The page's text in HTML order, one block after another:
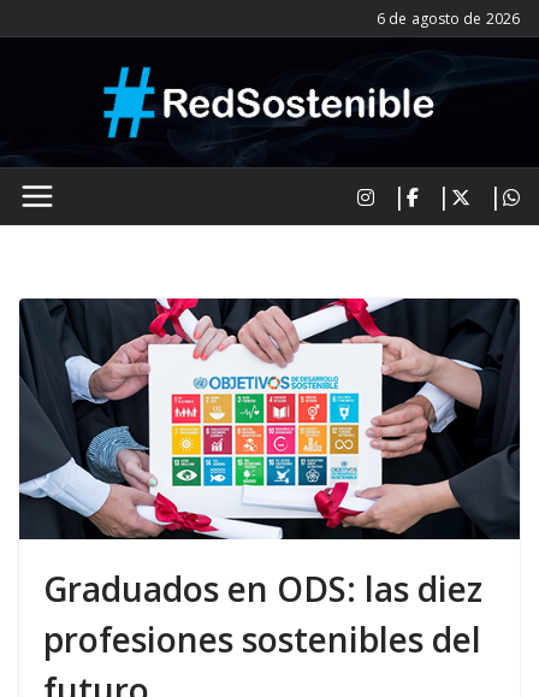
al
6 de agosto de 2026
Graduados en ODS: las diez
profesiones sostenibles del